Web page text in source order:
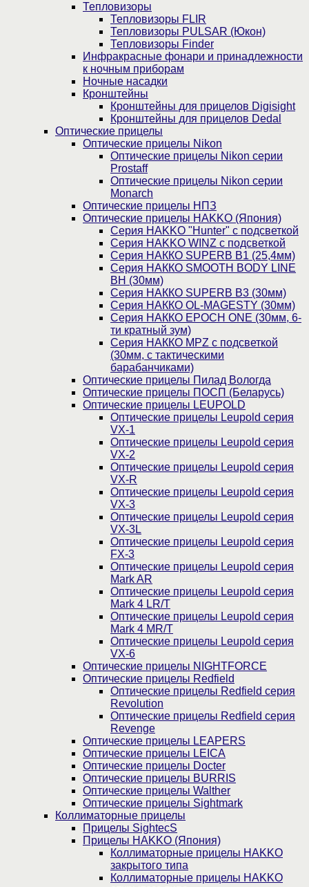
Тепловизоры
Тепловизоры FLIR
Тепловизоры PULSAR (Юкон)
Тепловизоры Finder
Инфракрасные фонари и принадлежности
к ночным приборам
Ночные насадки
Кронштейны
Кронштейны для прицелов Digisight
Кронштейны для прицелов Dedal
Оптические прицелы
Оптические прицелы Nikon
Оптические прицелы Nikon серии
Prostaff
Оптические прицелы Nikon серии
Monarch
Оптические прицелы НПЗ
Оптические прицелы HAKKO (Япония)
Cерия HAKKO "Hunter" с подсветкой
Серия НAKKO WINZ с подсветкой
Серия НАККО SUPERB B1 (25,4мм)
Серия НАККО SMOOTH BODY LINE
BH (30мм)
Серия НАККО SUPERB B3 (30мм)
Серия НАККО OL-MAGESTY (30мм)
Серия НАККО EPOCH ONE (30мм, 6-
ти кратный зум)
Серия НАККО MPZ с подсветкой
(30мм, c тактическими
барабанчиками)
Оптические прицелы Пилад Вологда
Оптические прицелы ПОСП (Беларусь)
Оптические прицелы LEUPOLD
Оптические прицелы Leupold серия
VX-1
Оптические прицелы Leupold серия
VX-2
Оптические прицелы Leupold серия
VX-R
Оптические прицелы Leupold серия
VX-3
Оптические прицелы Leupold серия
VX-3L
Оптические прицелы Leupold серия
FX-3
Оптические прицелы Leupold серия
Mark AR
Оптические прицелы Leupold серия
Mark 4 LR/T
Оптические прицелы Leupold серия
Mark 4 MR/T
Оптические прицелы Leupold серия
VX-6
Оптические прицелы NIGHTFORCE
Оптические прицелы Redfield
Оптические прицелы Redfield серия
Revolution
Оптические прицелы Redfield серия
Revenge
Оптические прицелы LEAPERS
Оптические прицелы LEICA
Оптические прицелы Docter
Оптические прицелы BURRIS
Оптические прицелы Walther
Оптические прицелы Sightmark
Коллиматорные прицелы
Прицелы SightecS
Прицелы HAKKO (Япония)
Коллиматорные прицелы HAKKO
закрытого типа
Коллиматорные прицелы HAKKO